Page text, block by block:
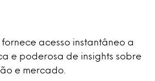
dos consumidores e
novos produtos lançados
e na Austrália todos os
acesso instantâneo a
e poderosa de insights sobre
e mercado.